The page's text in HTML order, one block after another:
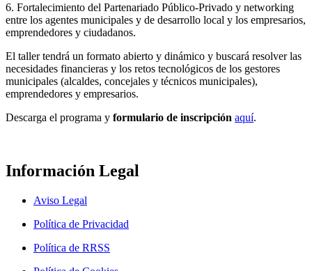
6. Fortalecimiento del Partenariado Público-Privado y networking
entre los agentes municipales y de desarrollo local y los empresarios,
emprendedores y ciudadanos.
El taller tendrá un formato abierto y dinámico y buscará resolver las
necesidades financieras y los retos tecnológicos de los gestores
municipales (alcaldes, concejales y técnicos municipales),
emprendedores y empresarios.
Descarga el programa y formulario de inscripción aquí.
Información Legal
Aviso Legal
Política de Privacidad
Política de RRSS